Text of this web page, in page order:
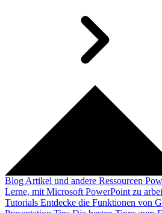
Blog Artikel und andere Ressourcen
Lerne, mit Microsoft PowerPoint zu
Tutorials Entdecke die Funktionen von